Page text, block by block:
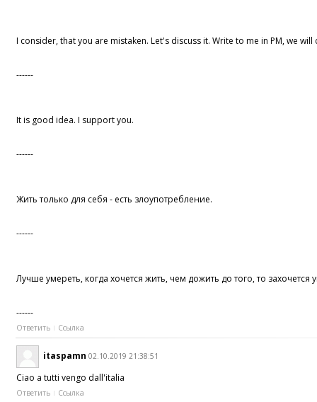
I consider, that you are mistaken. Let's discuss it. Write to me in PM, we
------
It is good idea. I support you.
------
Жить только для себя - есть злоупотребление.
------
Лучше умереть, когда хочется жить, чем дожить до того, то захочется
------
Ответить Ссылка
itaspamn 02.10.2019 21:38:51
Ciao a tutti vengo dall'italia
Ответить Ссылка